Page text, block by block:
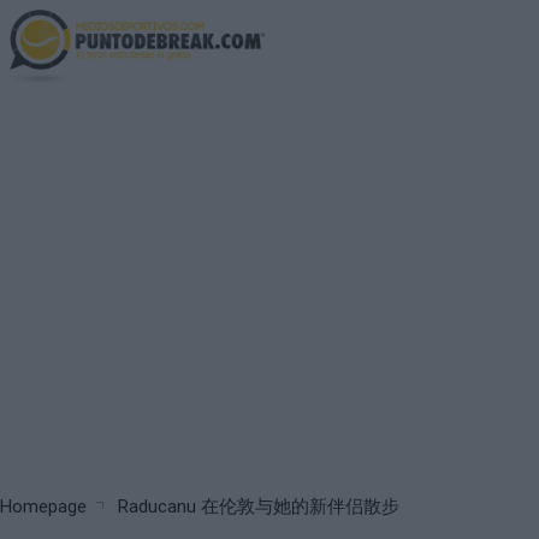
Skip
to
main
Breadcrumb
Homepage Raducanu 在伦敦与她的新伴侣散步